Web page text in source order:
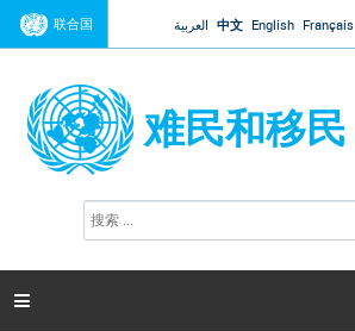
Jump to navigation
联合国 العربية 中文 English Français
难民和移民
搜
索
